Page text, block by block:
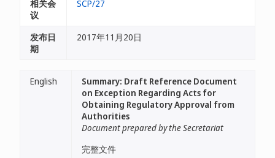
相关会
议
SCP/27
发布日
期
2017年11月20日
English
Summary: Draft Reference Document
on Exception Regarding Acts for
Obtaining Regulatory Approval from
Authorities
Document prepared by the Secretariat
完整文件